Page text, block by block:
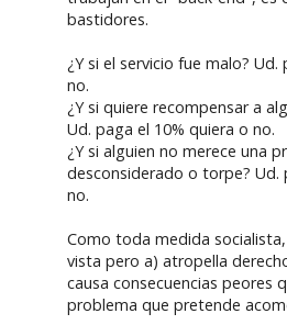
bastidores.
¿Y si el servicio fue malo?
no.
¿Y si quiere recompensar a
Ud. paga el 10% quiera o no.
¿Y si alguien no merece una
desconsiderado o torpe? Ud.
no.
Como toda medida
vista pero a) atropella
causa consecuencias peores
problema que pretende